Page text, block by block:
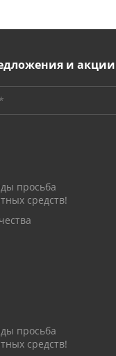
и акции
просьба
средств!
просьба
средств!